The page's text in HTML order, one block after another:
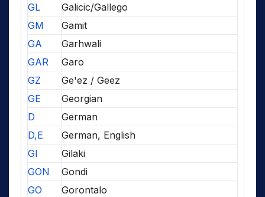
GL
Galicic/Gallego
GM
Gamit
GA
Garhwali
GAR
Garo
GZ
Ge'ez / Geez
GE
Georgian
D
German
D,E
German, English
GI
Gilaki
GON
Gondi
GO
Gorontalo